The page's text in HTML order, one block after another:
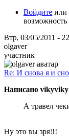
Войдите или
возможность
Втр, 03/05/2011 -
olgaver
участник
Re: И снова я и
Написано
А травел
Ну это вы зря!!!